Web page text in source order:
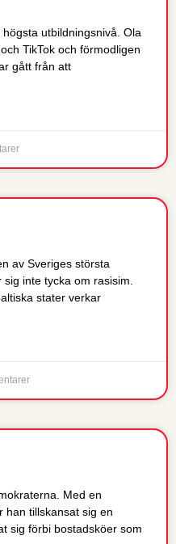
utbildningsnivå. Ola
TikTok och förmodligen
gått från att
av Sveriges största
inte tycka om rasisim.
stater verkar
Med en
han tillskansat sig en
sig förbi bostadsköer som